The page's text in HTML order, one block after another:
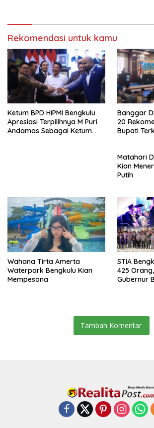
Rekomendasi untuk kamu
Ketum BPD HIPMI Bengkulu
Apresiasi Terpilihnya M Puri
Andamas Sebagai Ketum
Banggar
20
Bupati
Matahari
Kian
Putih
Wahana Tirta Amerta
Waterpark Bengkulu Kian
Mempesona
STIA
425
Gubernur
Tambah Komentar